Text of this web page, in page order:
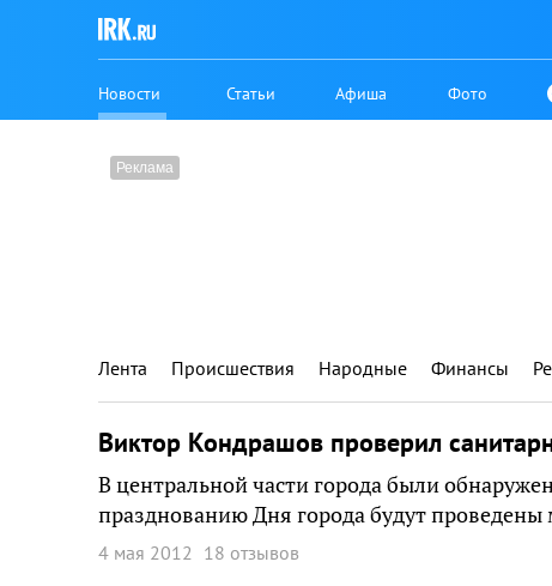
Новости Статьи Афиша Фото
Лента Происшествия Народные Финансы
Виктор Кондрашов проверил
В центральной части города были
празднованию Дня города будут
4 мая 2012 18 отзывов